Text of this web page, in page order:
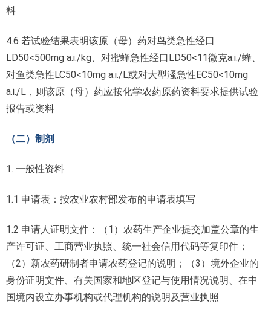
料
4.6 若试验结果表明该原（母）药对鸟类急性经口
LD50<500mg a.i./kg、对蜜蜂急性经口LD50<11微克a.i./蜂、
对鱼类急性LC50<10mg a.i./L或对大型溞急性EC50<10mg
a.i./L，则该原（母）药应按化学农药原药资料要求提供试验
报告或资料
（二）制剂
1. 一般性资料
1.1 申请表：按农业农村部发布的申请表填写
1.2 申请人证明文件：（1）农药生产企业提交加盖公章的生
产许可证、工商营业执照、统一社会信用代码等复印件；
（2）新农药研制者申请农药登记的说明；（3）境外企业的
身份证明文件、有关国家和地区登记与使用情况说明、在中
国境内设立办事机构或代理机构的说明及营业执照